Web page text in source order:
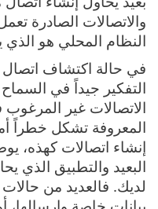
والاتصالات الصادرة
النظام المحلي هو الذي
في حالة اكتشاف
التفكير جيداً في
الاتصالات غير المرغوب
المعروفة تشكل خطراً
إنشاء اتصالات كهذه،
البعيد والتطبيق الذي
لديك. فالعديد من